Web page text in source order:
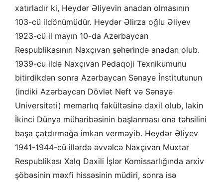
xatırladır ki, Heydər Əliyevin anadan olmasının
103-cü ildönümüdür. Heydər Əlirza oğlu Əliyev
1923-cü il mayın 10-da Azərbaycan
Respublikasının Naxçıvan şəhərində anadan olub.
1939-cu ildə Naxçıvan Pedaqoji Texnikumunu
bitirdikdən sonra Azərbaycan Sənaye İnstitutunun
(indiki Azərbaycan Dövlət Neft və Sənaye
Universiteti) memarlıq fakültəsinə daxil olub, lakin
İkinci Dünya müharibəsinin başlanması ona təhsilini
başa çatdırmağa imkan verməyib. Heydər Əliyev
1941-1944-cü illərdə əvvəlcə Naxçıvan Muxtar
Respublikası Xalq Daxili İşlər Komissarlığında arxiv
şöbəsinin məxfi hissəsinin müdiri, sonra isə